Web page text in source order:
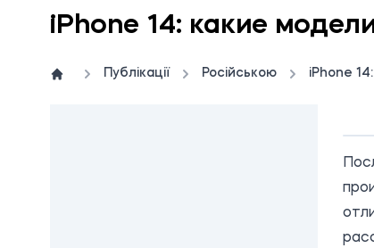
iPhone 14: какие
Публікації Російською iPhone